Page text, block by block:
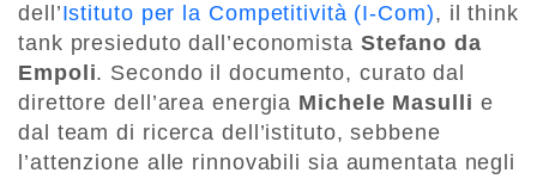
dell’Istituto per la Competitività (I-Com), il think
tank presieduto dall’economista Stefano da
Empoli. Secondo il documento, curato dal
direttore dell’area energia Michele Masulli e
dal team di ricerca dell’istituto, sebbene
l’attenzione alle rinnovabili sia aumentata negli